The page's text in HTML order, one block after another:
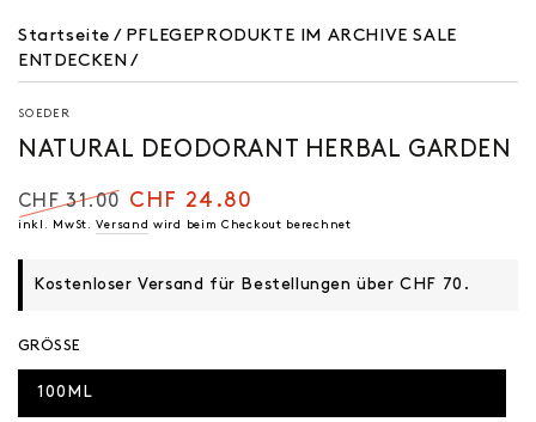
Startseite / PFLEGEPRODUKTE IM ARCHIVE SALE
ENTDECKEN /
SOEDER
NATURAL DEODORANT HERBAL GARDEN
Regulärer
CHF 31.00
Verkaufspreis
CHF 24.80
inkl. MwSt.Versand wird beim Checkout berechnet
Kostenloser Versand für Bestellungen über CHF 70.
GRÖSSE
100ML